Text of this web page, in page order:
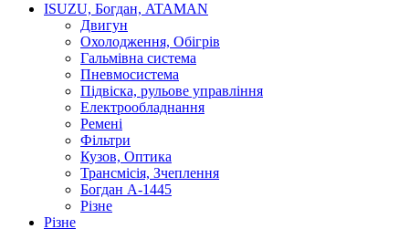
ISUZU, Богдан, ATAMAN
Двигун
Охолодження, Обігрів
Гальмівна система
Пневмосистема
Підвіска, рульове управління
Електрообладнання
Ремені
Фільтри
Кузов, Оптика
Трансмісія, Зчеплення
Богдан А-1445
Різне
Різне